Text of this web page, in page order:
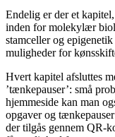
Endelig er der et
inden for molekylær
stamceller og
muligheder for
Hvert kapitel afsluttes
’tænkepauser’: små
hjemmeside kan man
opgaver og
der tilgås gennem QR-